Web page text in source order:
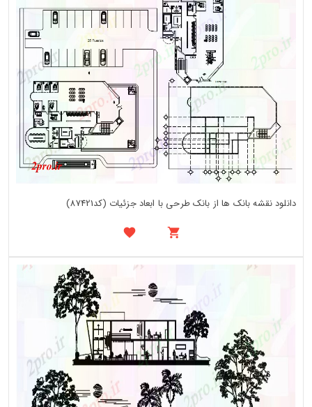
دانلود نقشه بانک ها از بانک طرحی با ابعاد جزئیات (کد87421)